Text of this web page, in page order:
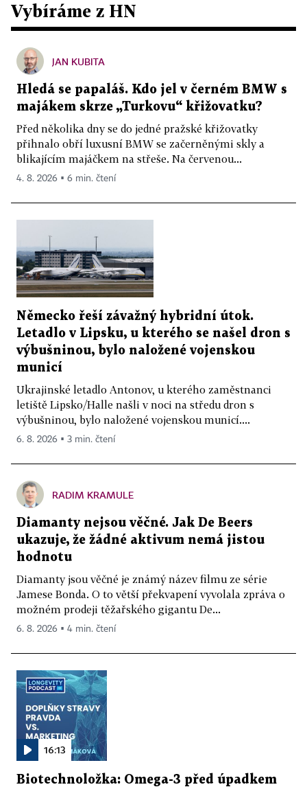
Vybíráme z HN
JAN KUBITA
Hledá se papaláš. Kdo jel v černém BMW s
majákem skrze „Turkovu“ křižovatku?
Před několika dny se do jedné pražské křižovatky
přihnalo obří luxusní BMW se začerněnými skly a
blikajícím majáčkem na střeše. Na červenou...
4. 8. 2026 ▪ 6 min. čtení
Německo řeší závažný hybridní útok.
Letadlo v Lipsku, u kterého se našel dron s
výbušninou, bylo naložené vojenskou
municí
Ukrajinské letadlo Antonov, u kterého zaměstnanci
letiště Lipsko/Halle našli v noci na středu dron s
výbušninou, bylo naložené vojenskou municí....
6. 8. 2026 ▪ 3 min. čtení
RADIM KRAMULE
Diamanty nejsou věčné. Jak De Beers
ukazuje, že žádné aktivum nemá jistou
hodnotu
Diamanty jsou věčné je známý název filmu ze série
Jamese Bonda. O to větší překvapení vyvolala zpráva o
možném prodeji těžařského gigantu De...
6. 8. 2026 ▪ 4 min. čtení
16:13
Biotechnoložka: Omega-3 před úpadkem